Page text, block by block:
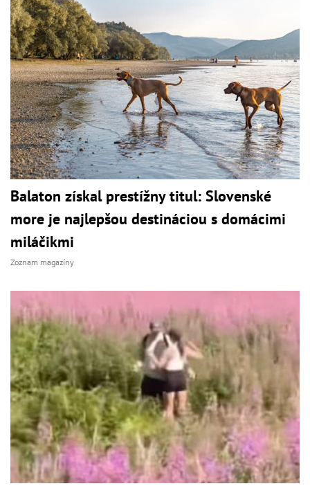
Balaton získal prestížny titul: Slovenské
more je najlepšou destináciou s domácimi
miláčikmi
Zoznam magazíny